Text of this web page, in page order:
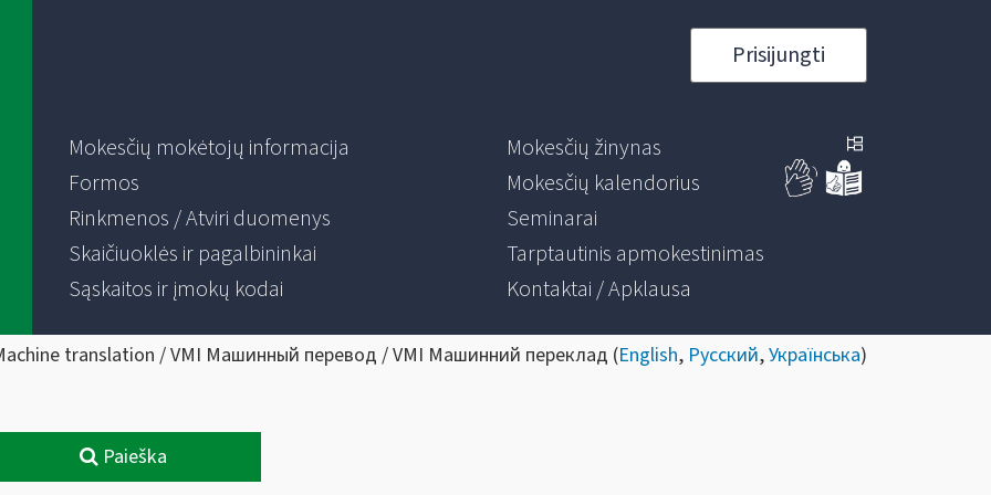
Prisijungti
Mokesčių mokėtojų informacija
Formos
Rinkmenos / Atviri duomenys
Skaičiuoklės ir pagalbininkai
Sąskaitos ir įmokų kodai
Mokesčių žinynas
Mokesčių kalendorius
Seminarai
Tarptautinis apmokestinimas
Kontaktai / Apklausa
translation / VMI Машинный перевод / VMI Машинний переклад (English, Русский,Українська)
Paieška